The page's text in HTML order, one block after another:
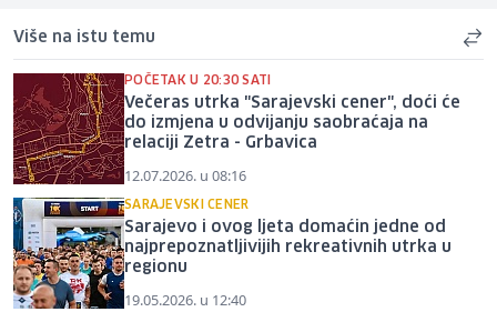
Više na istu temu
POČETAK U 20:30 SATI
Večeras utrka "Sarajevski cener", doći će
do izmjena u odvijanju saobraćaja na
relaciji Zetra - Grbavica
12.07.2026. u 08:16
SARAJEVSKI CENER
Sarajevo i ovog ljeta domaćin jedne od
najprepoznatljivijih rekreativnih utrka u
regionu
19.05.2026. u 12:40